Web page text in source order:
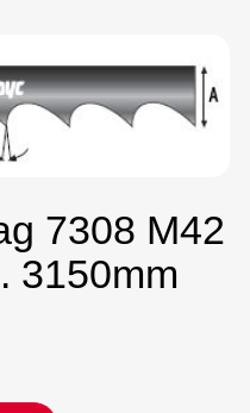
7308 M42
3150mm